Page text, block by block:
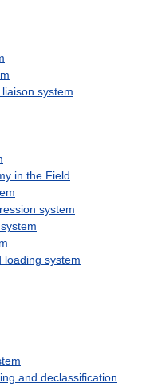
system
in the Field
system
loading system
and declassification